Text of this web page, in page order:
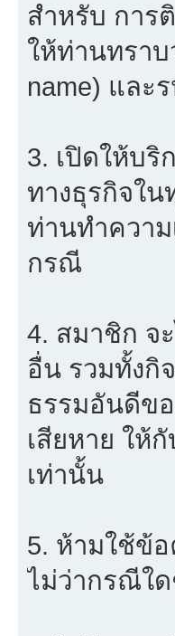
สำหรับ การ
ให้ท่านทรา
name) และ
3. เปิดให้บริ
ทางธุรกิจใ
ท่านทำควา
กรณี
4. สมาชิก จ
อื่น รวมทั้งกิ
ธรรมอันดีข
เสียหาย ให้
เท่านั้น
5. ห้ามใช้ข้
ไม่ว่ากรณีใ